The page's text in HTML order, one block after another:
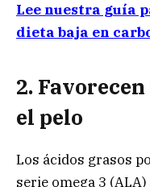
Lee nuestra guía
dieta baja en
2.
el pelo
Los ácidos grasos
serie omega 3